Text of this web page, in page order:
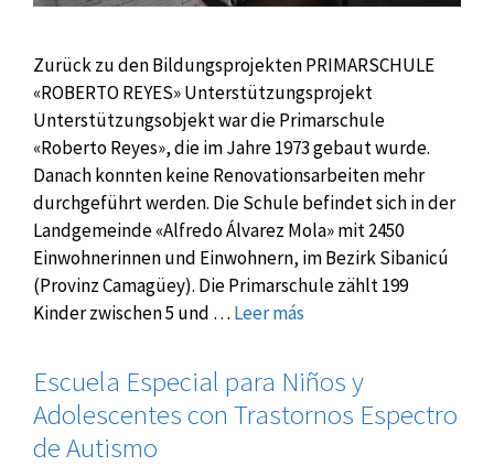
Zurück zu den Bildungsprojekten PRIMARSCHULE
«ROBERTO REYES» Unterstützungsprojekt
Unterstützungsobjekt war die Primarschule
«Roberto Reyes», die im Jahre 1973 gebaut wurde.
Danach konnten keine Renovationsarbeiten mehr
durchgeführt werden. Die Schule befindet sich in der
Landgemeinde «Alfredo Álvarez Mola» mit 2450
Einwohnerinnen und Einwohnern, im Bezirk Sibanicú
(Provinz Camagüey). Die Primarschule zählt 199
Kinder zwischen 5 und … Leer más
Escuela Especial para Niños y
Adolescentes con Trastornos Espectro
de Autismo